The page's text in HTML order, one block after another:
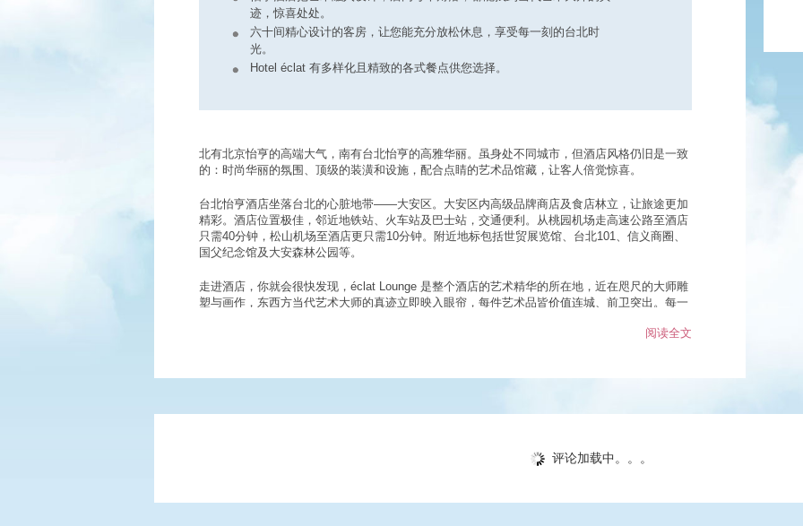
迹，惊喜处处。
六十间精心设计的客房，让您能充分放松休息，享受每一刻的台北时
光。
Hotel éclat 有多样化且精致的各式餐点供您选择。
北有北京怡亨的高端大气，南有台北怡亨的高雅华丽。虽身处不同城市，但酒店风格仍旧是一致
的：时尚华丽的氛围、顶级的装潢和设施，配合点睛的艺术品馆藏，让客人倍觉惊喜。
台北怡亨酒店坐落台北的心脏地带——大安区。大安区内高级品牌商店及食店林立，让旅途更加
精彩。酒店位置极佳，邻近地铁站、火车站及巴士站，交通便利。从桃园机场走高速公路至酒店
只需40分钟，松山机场至酒店更只需10分钟。附近地标包括世贸展览馆、台北101、信义商圈、
国父纪念馆及大安森林公园等。
走进酒店，你就会很快发现，éclat Lounge 是整个酒店的艺术精华的所在地，近在咫尺的大师雕
塑与画作，东西方当代艺术大师的真迹立即映入眼帘，每件艺术品皆价值连城、前卫突出。每一
供您选择，雅致且充满艺术气氛，让您可轻松悠闲的享受美好时光！
阅读全文
评论加载中。。。